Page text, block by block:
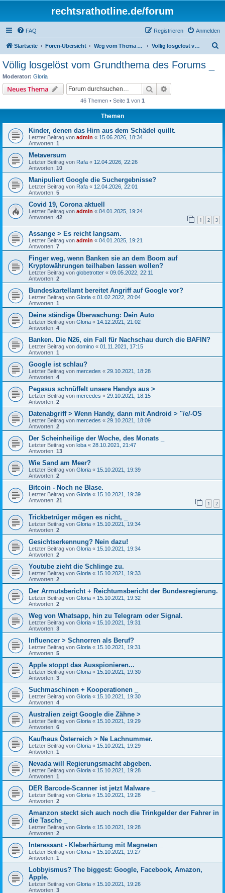
rechtsrathotline.de/forum
FAQ Anmelden
Registrieren
Startseite Foren-Übersicht Weg vom Thema Recht Völlig losgelöst vom Grundthema des Forums _
Völlig losgelöst vom Grundthema des Forums _
Moderator: Gloria
Neues Thema Suche
46 Themen • Seite 1 von 1
Themen
Kinder, denen das Hirn aus dem Schädel quillt.
Letzter Beitrag von admin « 15.06.2026, 18:34
Antworten: 1
Metaversum
Letzter Beitrag von Rafa « 12.04.2026, 22:26
Antworten: 10
Manipuliert Google die Suchergebnisse?
Letzter Beitrag von Rafa « 12.04.2026, 22:01
Antworten: 5
Covid 19, Corona aktuell
Letzter Beitrag von admin « 04.01.2025, 19:24
Antworten: 42 1 2 3
Assange > Es reicht langsam.
Letzter Beitrag von admin « 04.01.2025, 19:21
Antworten: 7
Finger weg, wenn Banken sie an dem Boom auf
Kryptowährungen teilhaben lassen wollen?
Letzter Beitrag von globetrotter « 09.05.2022, 22:11
Antworten: 2
Bundeskartellamt bereitet Angriff auf Google vor?
Letzter Beitrag von Gloria « 01.02.2022, 20:04
Antworten: 1
Deine ständige Überwachung: Dein Auto
Letzter Beitrag von Gloria « 14.12.2021, 21:02
Antworten: 4
Banken. Die N26, ein Fall für Nachschau durch die BAFIN?
Letzter Beitrag von domino « 01.11.2021, 17:15
Antworten: 1
Google ist schlau?
Letzter Beitrag von mercedes « 29.10.2021, 18:28
Antworten: 4
Pegasus schnüffelt unsere Handys aus >
Letzter Beitrag von mercedes « 29.10.2021, 18:15
Antworten: 2
Datenabgriff > Wenn Handy, dann mit Android > "/e/-OS
Letzter Beitrag von mercedes « 29.10.2021, 18:09
Antworten: 2
Der Scheinheilige der Woche, des Monats _
Letzter Beitrag von loba « 28.10.2021, 21:47
Antworten: 13
Wie Sand am Meer?
Letzter Beitrag von Gloria « 15.10.2021, 19:39
Antworten: 2
Bitcoin - Noch ne Blase.
Letzter Beitrag von Gloria « 15.10.2021, 19:39
Antworten: 21 1 2
Trickbetrüger mögen es nicht, _
Letzter Beitrag von Gloria « 15.10.2021, 19:34
Antworten: 2
Gesichtserkennung? Nein dazu!
Letzter Beitrag von Gloria « 15.10.2021, 19:34
Antworten: 2
Youtube zieht die Schlinge zu.
Letzter Beitrag von Gloria « 15.10.2021, 19:33
Antworten: 2
Der Armutsbericht + Reichtumsbericht der Bundesregierung.
Letzter Beitrag von Gloria « 15.10.2021, 19:32
Antworten: 2
Weg von Whatsapp, hin zu Telegram oder Signal.
Letzter Beitrag von Gloria « 15.10.2021, 19:31
Antworten: 3
Influencer > Schnorren als Beruf?
Letzter Beitrag von Gloria « 15.10.2021, 19:31
Antworten: 5
Apple stoppt das Ausspionieren...
Letzter Beitrag von Gloria « 15.10.2021, 19:30
Antworten: 3
Suchmaschinen + Kooperationen _
Letzter Beitrag von Gloria « 15.10.2021, 19:30
Antworten: 4
Australien zeigt Google die Zähne >
Letzter Beitrag von Gloria « 15.10.2021, 19:29
Antworten: 6
Kaufhaus Österreich > Ne Lachnummer.
Letzter Beitrag von Gloria « 15.10.2021, 19:29
Antworten: 1
Nevada will Regierungsmacht abgeben.
Letzter Beitrag von Gloria « 15.10.2021, 19:28
Antworten: 1
DER Barcode-Scanner ist jetzt Malware _
Letzter Beitrag von Gloria « 15.10.2021, 19:28
Antworten: 2
Amanzon steckt sich auch noch die Trinkgelder der Fahrer in
die Tasche _
Letzter Beitrag von Gloria « 15.10.2021, 19:28
Antworten: 2
Interessant - Kleberhärtung mit Magneten _
Letzter Beitrag von Gloria « 15.10.2021, 19:27
Antworten: 1
Lobbyismus? The biggest: Google, Facebook, Amazon,
Apple.
Letzter Beitrag von Gloria « 15.10.2021, 19:26
Antworten: 3